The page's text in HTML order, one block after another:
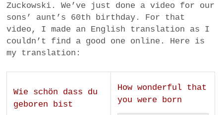
Zuckowski. We’ve just done a video for our
sons’ aunt’s 60th birthday. For that
video, I made an English translation as I
couldn’t find a good one online. Here is
my translation:
Wie schön dass du
geboren bist
How wonderful that
you were born